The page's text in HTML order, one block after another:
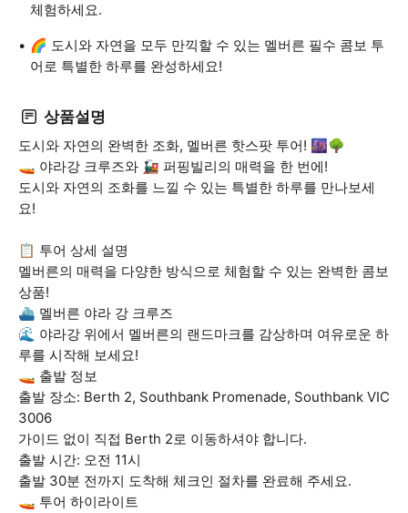
체험하세요.
🌈 도시와 자연을 모두 만끽할 수 있는 멜버른 필수 콤보 투
어로 특별한 하루를 완성하세요!
상품설명
도시와 자연의 완벽한 조화, 멜버른 핫스팟 투어! 🌆🌳
🚤 야라강 크루즈와 🚂 퍼핑빌리의 매력을 한 번에!
도시와 자연의 조화를 느낄 수 있는 특별한 하루를 만나보세
요!
📋 투어 상세 설명
멜버른의 매력을 다양한 방식으로 체험할 수 있는 완벽한 콤보
상품!
⛴️ 멜버른 야라 강 크루즈
🌊 야라강 위에서 멜버른의 랜드마크를 감상하며 여유로운 하
루를 시작해 보세요!
🚤 출발 정보
출발 장소: Berth 2, Southbank Promenade, Southbank VIC
3006
가이드 없이 직접 Berth 2로 이동하셔야 합니다.
출발 시간: 오전 11시
출발 30분 전까지 도착해 체크인 절차를 완료해 주세요.
🚤 투어 하이라이트